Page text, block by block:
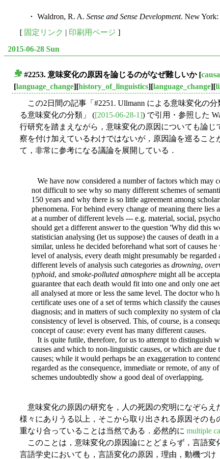
・ Waldron, R. A. Sense and Sense Development. New York:
[ 固定リンク | 印刷用ページ ]
2015-06-28 Sun
#2253. 意味変化の原因を論じるのがなぜ難しいか[
[language_change][history_of_linguistics][language_change][
この2日間の記事「#2251. Ullmann による意味変化の分
る意味変化の分類」 ([2015-06-28-1]) で引用・参照した
行研究を踏まえながら，意味変化の原因についても論
察を付け加えているわけではないが，原因論を巡るこ
て，非常に参考になる議論を展開している．
We have now considered a number of factors which may
not difficult to see why so many different schemes of
150 years and why there is so little agreement among
phenomena. For behind every change of meaning there lies
at a number of different levels --- e.g. material, social,
should get a different answer to the question 'Why did this
statistician analysing (let us suppose) the causes of death in
similar, unless he decided beforehand what sort of causes
level of analysis, every death might presumably be regarded
different levels of analysis such categories as drowning,
typhoid, and smoke-polluted atmosphere might all be
guarantee that each death would fit into one and only one
all analysed at more or less the same level. The doctor who
certificate uses one of a set of terms which classify the
diagnosis; and in matters of such complexity no system of
consistency of level is observed. This, of course, is a
concept of cause: every event has many different causes.
It is quite futile, therefore, for us to attempt to distinguish
causes and which to non-linguistic causes, or which are due
causes; while it would perhaps be an exaggeration to
regarded as the consequence, immediate or remote, of any
schemes undoubtedly show a good deal of overlapping.
意味変化の原因の研究を，人の死因の究明になぞらえ
様々にありうる以上，そこから取り出される原因その
重なり合っていることは当然である．必然的に multiple
このことは，意味変化の原因論にとどまらず，言語変
言語学史においても，言語変化の原因，理由，動機づ